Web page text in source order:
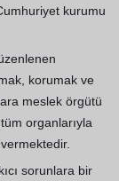
kurumu
korumak ve
meslek örgütü
organlarıyla
sorunlara bir